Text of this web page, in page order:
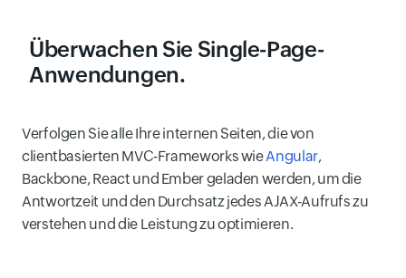
Überwachen Sie Single-Page-
Anwendungen.
Verfolgen Sie alle Ihre internen Seiten, die von
clientbasierten MVC-Frameworks wieAngular,
Backbone, React und Ember geladen werden, um die
Antwortzeit und den Durchsatz jedes AJAX-Aufrufs zu
verstehen und die Leistung zu optimieren.